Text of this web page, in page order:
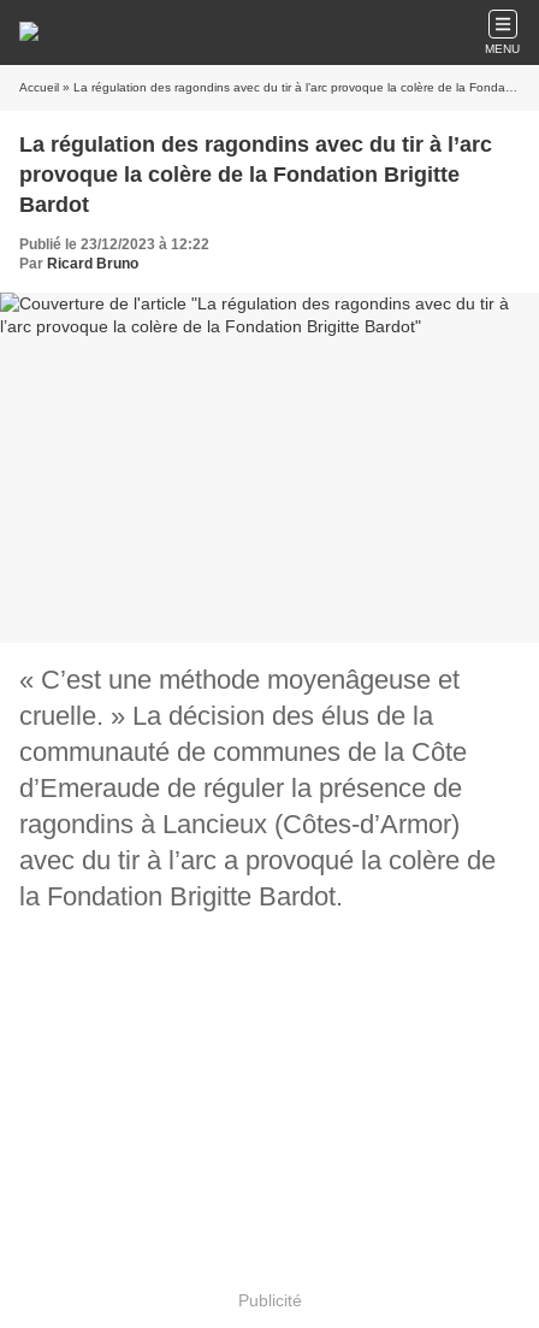
MENU
Accueil » La régulation des ragondins avec du tir à l’arc provoque la colère de la Fondation Brigitte Bardot
La régulation des ragondins avec du tir à l’arc
provoque la colère de la Fondation Brigitte
Bardot
Publié le 23/12/2023 à 12:22
Par Ricard Bruno
« C’est une méthode moyenâgeuse et
cruelle. » La décision des élus de la
communauté de communes de la Côte
d’Emeraude de réguler la présence de
ragondins à Lancieux (Côtes-d’Armor)
avec du tir à l’arc a provoqué la colère de
la Fondation Brigitte Bardot.
Publicité